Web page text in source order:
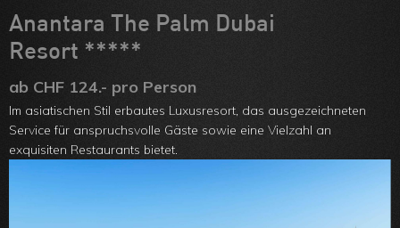
Über uns
Feedbacks
Kontakt
ARVB
Oman
Anantara The Palm Dubai
Resort *****
ab CHF 124.- pro Person
Im asiatischen Stil erbautes Luxusresort, das ausgezeichneten
Service für anspruchsvolle Gäste sowie eine Vielzahl an
exquisiten Restaurants bietet.